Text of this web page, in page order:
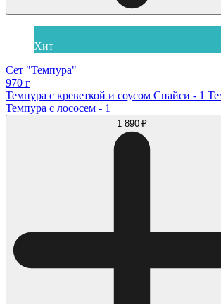
Хит
Сет "Темпура"
970 г
Темпура с креветкой и соусом Спайси - 1
Темпура с лососем - 1
1 890 ₽